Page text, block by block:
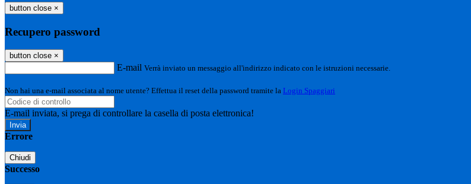
button close ×
Recupero password
button close ×
E-mail Verrà inviato un messaggio all'indirizzo indicato con le istruzioni necessarie.
Non hai una e-mail associata al nome utente? Effettua il reset della password tramite la Login Spaggiari
E-mail inviata, si prega di controllare la casella di posta elettronica!
Errore
Chiudi
Successo